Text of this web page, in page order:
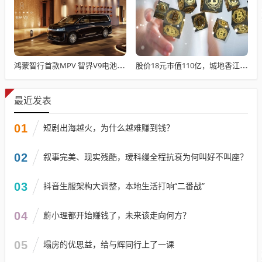
鸿蒙智行首款MPV 智界V9电池信息曝光：WLTC最远续航223km 股价18元市值110亿，城地香江却被查出连续7季财报失真
最近发表
01 短剧出海越火，为什么越难赚到钱？
02 叙事完美、现实残酷，瑷科缦全程抗衰为何叫好不叫座？
03 抖音生服架构大调整，本地生活打响“二番战”
04 蔚小理都开始赚钱了，未来该走向何方？
05 塌房的优思益，给与辉同行上了一课